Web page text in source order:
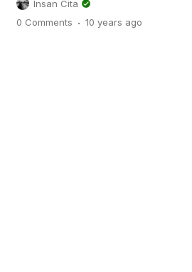
barangkali sering mendengar
pertanyaan seperti ini muncul terutama
Insan Cita
0 Comments . 10 years ago